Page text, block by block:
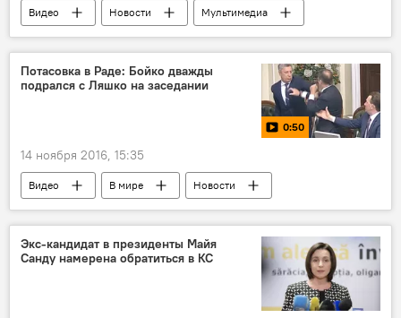
Видео Новости
Мультимедиа
В Молдове
Потасовка в Раде: Бойко дважды
подрался с Ляшко на заседании
0:50
14 ноября 2016, 15:35
Видео В мире
Новости
Мультимедиа
Экс-кандидат в президенты Майя
Санду намерена обратиться в КС